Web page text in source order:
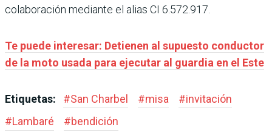
colaboración mediante el alias CI 6.572.917.
Te puede interesar: Detienen al supuesto conductor
de la moto usada para ejecutar al guardia en el Este
Etiquetas: #San Charbel #misa #invitación
#Lambaré #bendición